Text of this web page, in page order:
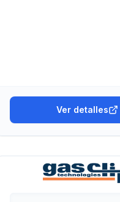
Ver detalles